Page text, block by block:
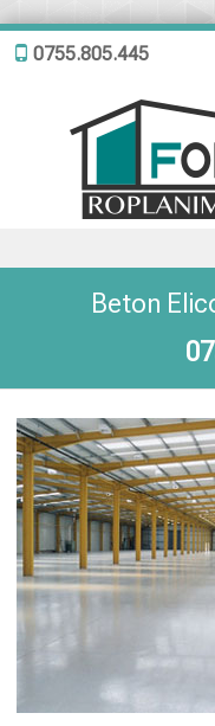
0755.805.445
Beton